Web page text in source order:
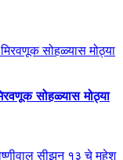
सोहळ्यास मोठ्या